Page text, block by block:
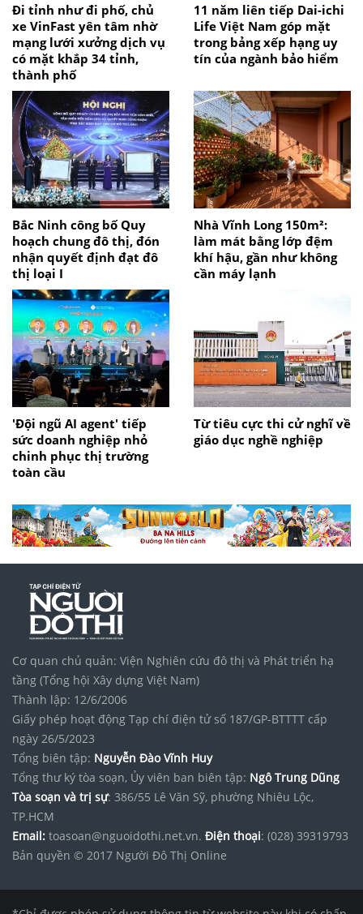
Đi tỉnh như đi phố, chủ
xe VinFast yên tâm nhờ
mạng lưới xưởng dịch vụ
có mặt khắp 34 tỉnh,
thành phố
11 năm liên tiếp Dai-ichi
Life Việt Nam góp mặt
trong bảng xếp hạng uy
tín của ngành bảo hiểm
Bắc Ninh công bố Quy
hoạch chung đô thị, đón
nhận quyết định đạt đô
thị loại I
Nhà Vĩnh Long 150m²:
làm mát bằng lớp đệm
khí hậu, gần như không
cần máy lạnh
'Đội ngũ AI agent' tiếp
sức doanh nghiệp nhỏ
chinh phục thị trường
toàn cầu
Từ tiêu cực thi cử nghĩ về
giáo dục nghề nghiệp
Cơ quan chủ quản: Viện Nghiên cứu đô thị và Phát triển hạ
tầng (Tổng hội Xây dựng Việt Nam)
Thành lập: 12/6/2006
Giấy phép hoạt động Tạp chí điện tử số 187/GP-BTTTT cấp
ngày 26/5/2023
Tổng biên tập: Nguyễn Đào Vĩnh Huy
Tổng thư ký tòa soạn, Ủy viên ban biên tập: Ngô Trung Dũng
Tòa soạn và trị sự: 386/55 Lê Văn Sỹ, phường Nhiêu Lộc,
TP.HCM
Email: toasoan@nguoidothi.net.vn. Điện thoại: (028) 39319793
Bản quyền © 2017 Người Đô Thị Online